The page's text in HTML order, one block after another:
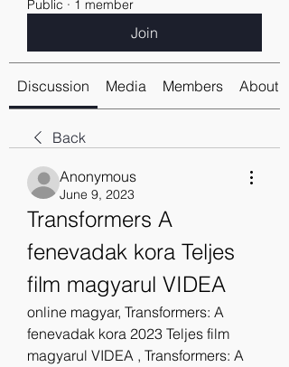
Public · 1 member
Join
Discussion Media Members About
Back
Anonymous
June 9, 2023
Transformers A
fenevadak kora Teljes
film magyarul VIDEA
online magyar, Transformers: A
fenevadak kora 2023 Teljes film
magyarul VIDEA , Transformers: A